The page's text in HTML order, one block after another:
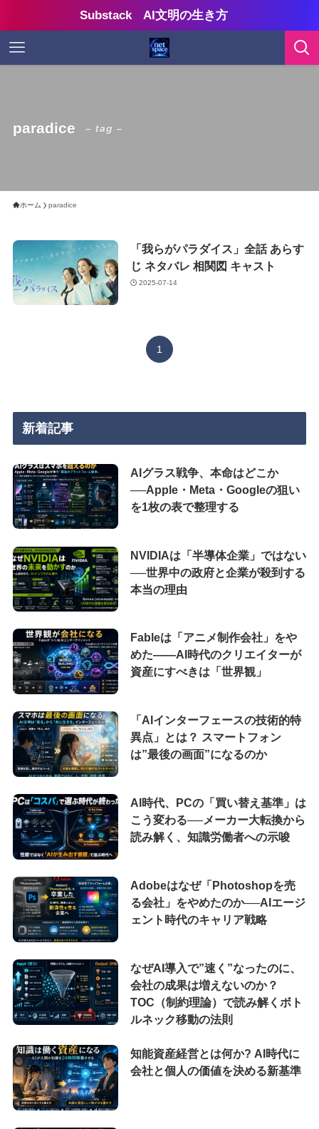
Substack AI文明の生き方
paradice – tag –
ホーム paradice
「我らがパラダイス」全話 あらす
じ ネタバレ 相関図 キャスト
2025-07-14
1
新着記事
AIグラス戦争、本命はどこか
──Apple・Meta・Googleの狙い
を1枚の表で整理する
NVIDIAは「半導体企業」ではない
──世界中の政府と企業が殺到する
本当の理由
Fableは「アニメ制作会社」をや
めた――AI時代のクリエイターが
資産にすべきは「世界観」
「AIインターフェースの技術的特
異点」とは？ スマートフォン
は”最後の画面”になるのか
AI時代、PCの「買い替え基準」は
こう変わる──メーカー大転換から
読み解く、知識労働者への示唆
Adobeはなぜ「Photoshopを売
る会社」をやめたのか──AIエージ
ェント時代のキャリア戦略
なぜAI導入で”速く”なったのに、
会社の成果は増えないのか？
TOC（制約理論）で読み解くボト
ルネック移動の法則
知能資産経営とは何か? AI時代に
会社と個人の価値を決める新基準